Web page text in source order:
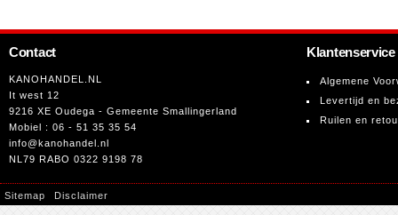
Contact
KANOHANDEL.NL
It west 12
9216 XE Oudega - Gemeente Smallingerland
Mobiel : 06 - 51 35 35 54
info@kanohandel.nl
NL79 RABO 0322 9198 78
Klantenservice
Algemene
Levertijd en
Ruilen en
Sitemap Disclaimer